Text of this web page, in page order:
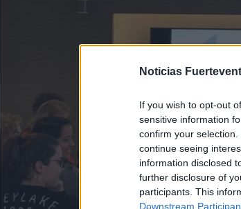
Noticias
If you wish to opt-out
sensitive information
confirm your
continue seeing
information disclosed
further disclosure of
participants. This
Downstream